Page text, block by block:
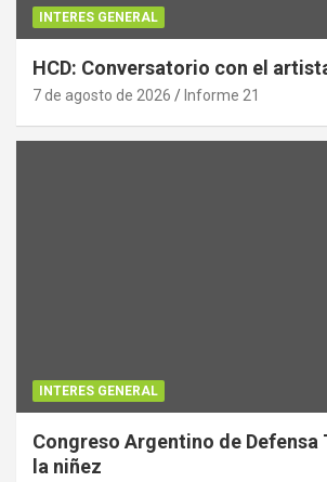
INTERES GENERAL
HCD: Conversatorio con el
7 de agosto de 2026 Informe 21
INTERES GENERAL
Congreso Argentino de Defensa
la niñez